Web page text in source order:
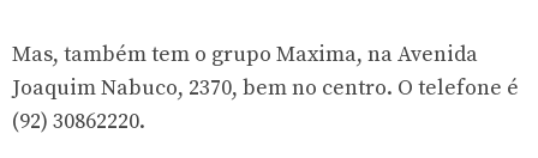
Mas, também tem o grupo Maxima, na Avenida
Joaquim Nabuco, 2370, bem no centro. O telefone é
(92) 30862220.